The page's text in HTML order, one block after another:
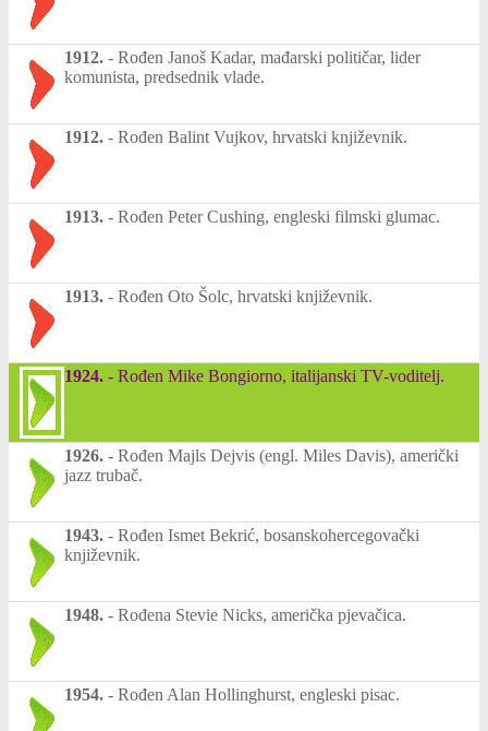
1912. - Rođen Janoš Kadar, mađarski političar, lider
komunista, predsednik vlade.
1912. - Rođen Balint Vujkov, hrvatski književnik.
1913. - Rođen Peter Cushing, engleski filmski glumac.
1913. - Rođen Oto Šolc, hrvatski književnik.
1924. - Rođen Mike Bongiorno, italijanski TV-voditelj.
1926. - Rođen Majls Dejvis (engl. Miles Davis), američki
jazz trubač.
1943. - Rođen Ismet Bekrić, bosanskohercegovački
književnik.
1948. - Rođena Stevie Nicks, američka pjevačica.
1954. - Rođen Alan Hollinghurst, engleski pisac.